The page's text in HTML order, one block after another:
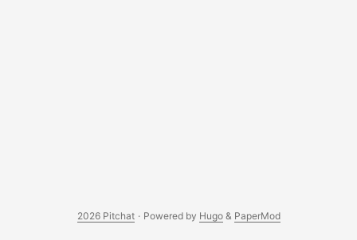
2026 Pitchat · Powered by Hugo& PaperMod